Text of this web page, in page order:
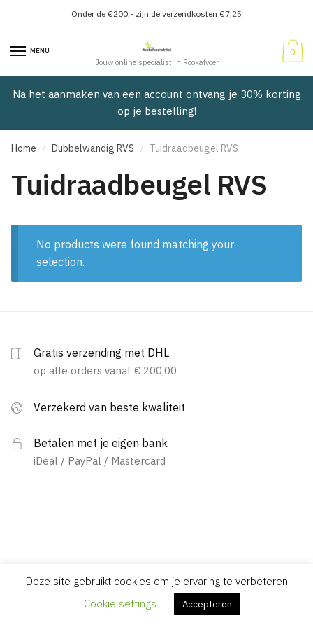
navigatie
inhoud
Onder de €200,- zijn de verzendkosten €7,25
MENU
Jouw online specialist in Rookafvoer
0
Na het aanmaken van een account ontvang je 30% korting
op je bestelling!
Home / Dubbelwandig RVS / Tuidraadbeugel RVS
Tuidraadbeugel RVS
No products were found matching your
selection.
Gratis verzending met DHL
op alle orders vanaf € 200,00
Verzekerd van beste kwaliteit
Betalen met je eigen bank
iDeal / PayPal / Mastercard
Deze site gebruikt cookies om je ervaring te verbeteren
Cookie settings
Accepteren